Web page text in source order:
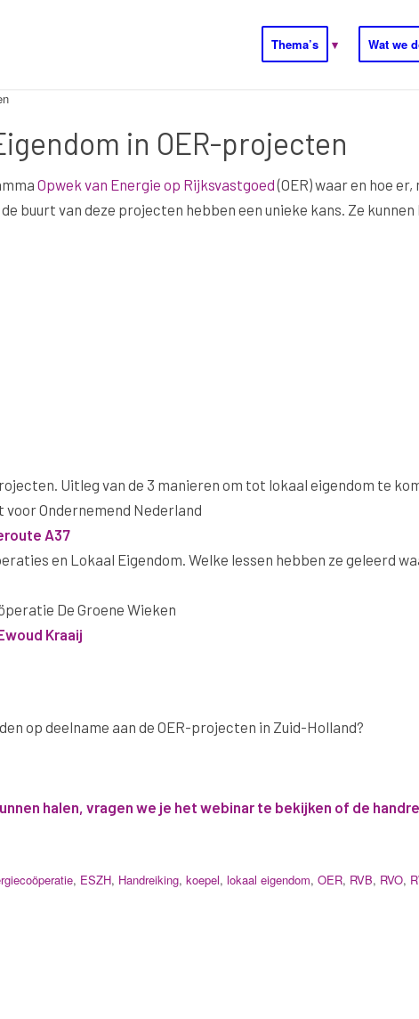
Thema’s Wat we
in OER-projecten
Opwek van Energie op Rijksvastgoed(OER) waar en hoe
buurt van deze projecten hebben een unieke kans. Ze
Uitleg van de 3 manieren om tot lokaal eigendom te
Ondernemend Nederland
A37
en Lokaal Eigendom. Welke lessen hebben ze geleerd
De Groene Wieken
Kraaij
op deelname aan de OER-projecten in Zuid-Holland?
halen, vragen we je het webinar te bekijken of de
, ESZH, Handreiking, koepel, lokaal eigendom, OER, RVB, RVO,